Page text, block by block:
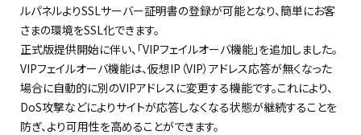
ルパネルよりSSLサーバー証明書の登録が可能となり、簡単にお客
さまの環境をSSL化できます。
正式版提供開始に伴い、「VIPフェイルオーバ機能」を追加しました。
VIPフェイルオーバ機能は、仮想IP（VIP）アドレス応答が無くなった
場合に自動的に別のVIPアドレスに変更する機能です。これにより、
DoS攻撃などによりサイトが応答しなくなる状態が継続することを
防ぎ、より可用性を高めることができます。